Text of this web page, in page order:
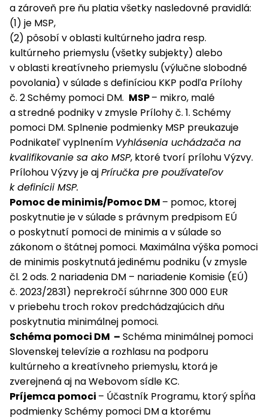
a zároveň pre ňu platia všetky nasledovné pravidlá:
(1) je MSP,
(2) pôsobí v oblasti kultúrneho jadra resp.
kultúrneho priemyslu (všetky subjekty) alebo
v oblasti kreatívneho priemyslu (výlučne slobodné
povolania) v súlade s definíciou KKP podľa Prílohy
č. 2 Schémy pomoci DM. MSP– mikro, malé
a stredné podniky v zmysle Prílohy č. 1. Schémy
pomoci DM. Splnenie podmienky MSP preukazuje
Podnikateľ vyplnením Vyhlásenia uchádzača na
kvalifikovanie sa ako MSP, ktoré tvorí prílohu Výzvy.
Prílohou Výzvy je ajPríručka pre používateľov
k definícii MSP.
Pomoc de minimis/Pomoc DM – pomoc, ktorej
poskytnutie je v súlade s právnym predpisom EÚ
o poskytnutí pomoci de minimis a v súlade so
zákonom o štátnej pomoci. Maximálna výška pomoci
de minimis poskytnutá jedinému podniku (v zmysle
čl. 2 ods. 2 nariadenia DM – nariadenie Komisie (EÚ)
č. 2023/2831) neprekročí súhrnne 300 000 EUR
v priebehu troch rokov predchádzajúcich dňu
poskytnutia minimálnej pomoci.
Schéma pomoci DM – Schéma minimálnej pomoci
Slovenskej televízie a rozhlasu na podporu
kultúrneho a kreatívneho priemyslu, ktorá je
zverejnená aj na Webovom sídle KC.
Príjemca pomoci – Účastník Programu, ktorý spĺňa
podmienky Schémy pomoci DM a ktorému